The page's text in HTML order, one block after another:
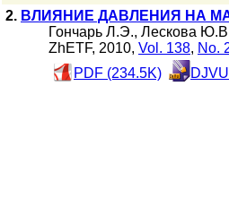
2. ВЛИЯНИЕ ДАВЛЕНИЯ НА
Гончарь Л.Э., Лескова
ZhETF, 2010, Vol. 138, No.
PDF (234.5K)